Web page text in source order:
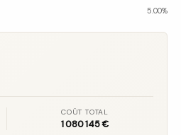
5.00%
COÛT TOTAL
1 080 145 €